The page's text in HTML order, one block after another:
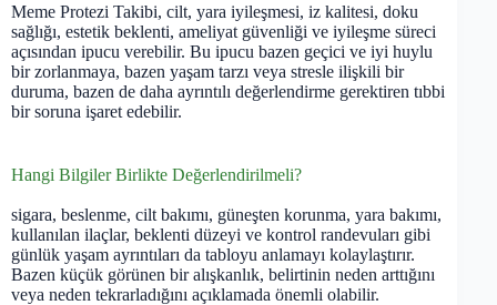
Meme Protezi Takibi, cilt, yara iyileşmesi, iz kalitesi, doku
sağlığı, estetik beklenti, ameliyat güvenliği ve iyileşme süreci
açısından ipucu verebilir. Bu ipucu bazen geçici ve iyi huylu
bir zorlanmaya, bazen yaşam tarzı veya stresle ilişkili bir
duruma, bazen de daha ayrıntılı değerlendirme gerektiren tıbbi
bir soruna işaret edebilir.
Hangi Bilgiler Birlikte Değerlendirilmeli?
sigara, beslenme, cilt bakımı, güneşten korunma, yara bakımı,
kullanılan ilaçlar, beklenti düzeyi ve kontrol randevuları gibi
günlük yaşam ayrıntıları da tabloyu anlamayı kolaylaştırır.
Bazen küçük görünen bir alışkanlık, belirtinin neden arttığını
veya neden tekrarladığını açıklamada önemli olabilir.